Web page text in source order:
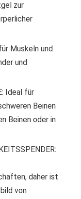
zur
Muskeln und
und
Ideal für
Beinen
Beinen oder in
daher ist
von